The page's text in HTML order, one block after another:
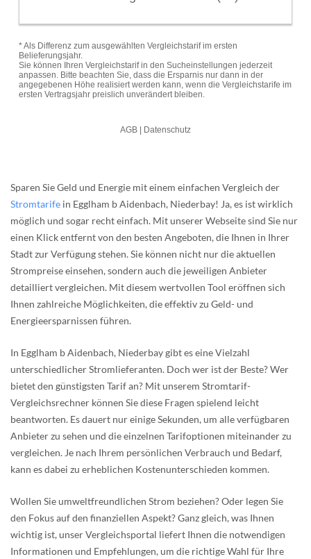
Sparen Sie Geld und Energie mit einem einfachen Vergleich der
Stromtarife in Egglham b Aidenbach, Niederbay! Ja, es ist wirklich
möglich und sogar recht einfach. Mit unserer Webseite sind Sie nur
einen Klick entfernt von den besten Angeboten, die Ihnen in Ihrer
Stadt zur Verfügung stehen. Sie können nicht nur die aktuellen
Strompreise einsehen, sondern auch die jeweiligen Anbieter
detailliert vergleichen. Mit diesem wertvollen Tool eröffnen sich
Ihnen zahlreiche Möglichkeiten, die effektiv zu Geld- und
Energieersparnissen führen.
In Egglham b Aidenbach, Niederbay gibt es eine Vielzahl
unterschiedlicher Stromlieferanten. Doch wer ist der Beste? Wer
bietet den günstigsten Tarif an? Mit unserem Stromtarif-
Vergleichsrechner können Sie diese Fragen spielend leicht
beantworten. Es dauert nur einige Sekunden, um alle verfügbaren
Anbieter zu sehen und die einzelnen Tarifoptionen miteinander zu
vergleichen. Je nach Ihrem persönlichen Verbrauch und Bedarf,
kann es dabei zu erheblichen Kostenunterschieden kommen.
Wollen Sie umweltfreundlichen Strom beziehen? Oder legen Sie
den Fokus auf den finanziellen Aspekt? Ganz gleich, was Ihnen
wichtig ist, unser Vergleichsportal liefert Ihnen die notwendigen
Informationen und Empfehlungen, um die richtige Wahl für Ihre